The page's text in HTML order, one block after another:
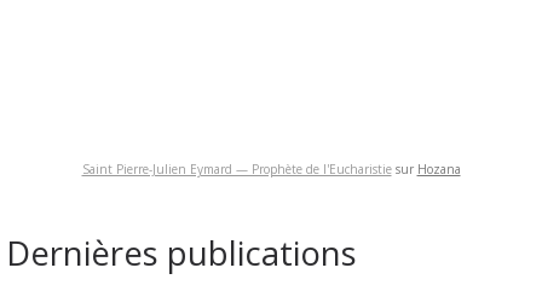
Saint Pierre-Julien Eymard — Prophète de l'Eucharistiesur Hozana
Dernières publications